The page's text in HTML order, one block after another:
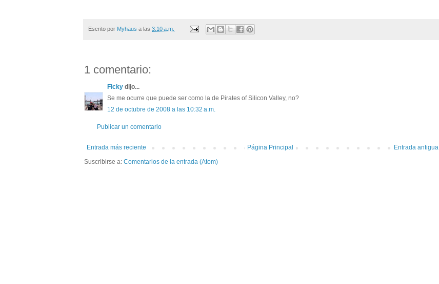
Escrito por Myhaus a las 3:10 a.m.
1 comentario:
Ficky dijo...
Se me ocurre que puede ser como la de Pirates of Silicon Valley, no?
12 de octubre de 2008 a las 10:32 a.m.
Publicar un comentario
Entrada más reciente Entrada antigua
Página Principal
Suscribirse a: Comentarios de la entrada (Atom)